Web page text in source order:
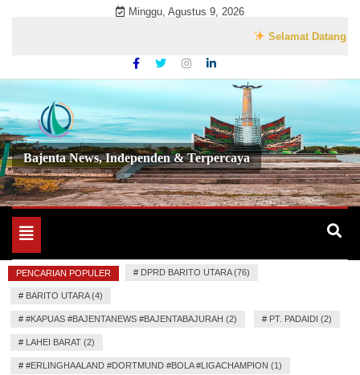
Minggu, Agustus 9, 2026
Selamat Datang di
Bajenta News, Independen & Terpercaya
Toggle
navigation
PENCARIAN POPULER # DPRD BARITO UTARA (76)
# BARITO UTARA (4)
# #KAPUAS #BAJENTANEWS #BAJENTABAJURAH (2) # PT. PADAIDI (2)
# LAHEI BARAT (2)
# #ERLINGHAALAND #DORTMUND #BOLA #LIGACHAMPION (1)